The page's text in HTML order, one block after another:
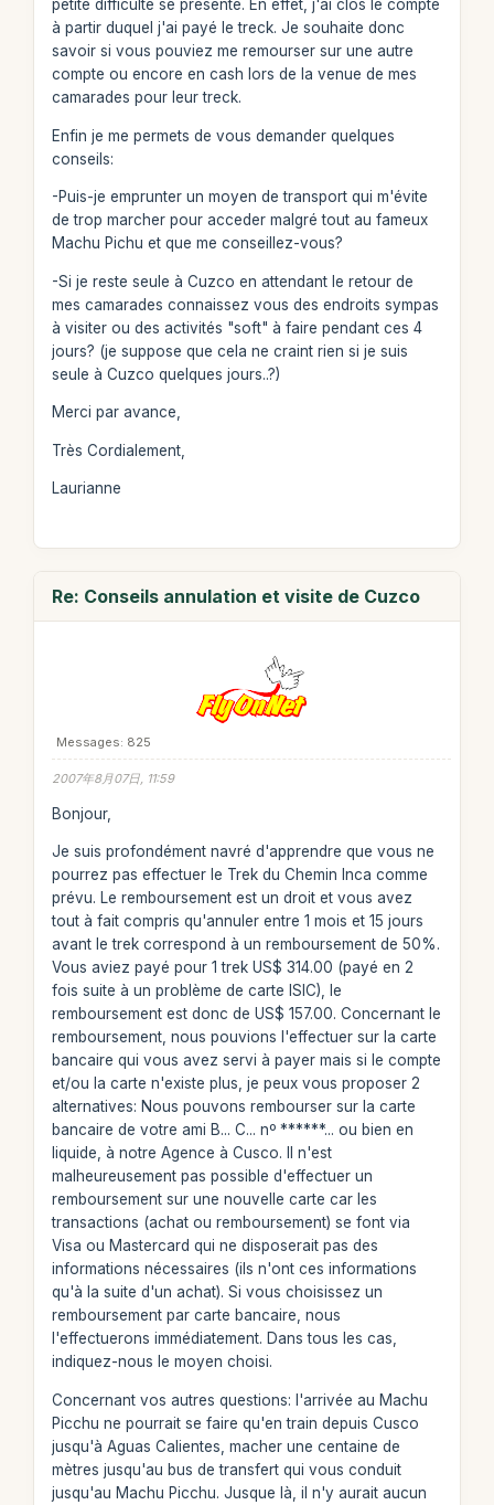
petite difficulté se présente. En effet, j'ai clos le compte
à partir duquel j'ai payé le treck. Je souhaite donc
savoir si vous pouviez me remourser sur une autre
compte ou encore en cash lors de la venue de mes
camarades pour leur treck.
Enfin je me permets de vous demander quelques
conseils:
-Puis-je emprunter un moyen de transport qui m'évite
de trop marcher pour acceder malgré tout au fameux
Machu Pichu et que me conseillez-vous?
-Si je reste seule à Cuzco en attendant le retour de
mes camarades connaissez vous des endroits sympas
à visiter ou des activités "soft" à faire pendant ces 4
jours? (je suppose que cela ne craint rien si je suis
seule à Cuzco quelques jours..?)
Merci par avance,
Très Cordialement,
Laurianne
Re: Conseils annulation et visite de Cuzco
Messages: 825
2007年8月07日, 11:59
Bonjour,
Je suis profondément navré d'apprendre que vous ne
pourrez pas effectuer le Trek du Chemin Inca comme
prévu. Le remboursement est un droit et vous avez
tout à fait compris qu'annuler entre 1 mois et 15 jours
avant le trek correspond à un remboursement de 50%.
Vous aviez payé pour 1 trek US$ 314.00 (payé en 2
fois suite à un problème de carte ISIC), le
remboursement est donc de US$ 157.00. Concernant le
remboursement, nous pouvions l'effectuer sur la carte
bancaire qui vous avez servi à payer mais si le compte
et/ou la carte n'existe plus, je peux vous proposer 2
alternatives: Nous pouvons rembourser sur la carte
bancaire de votre ami B... C... nº ******... ou bien en
liquide, à notre Agence à Cusco. Il n'est
malheureusement pas possible d'effectuer un
remboursement sur une nouvelle carte car les
transactions (achat ou remboursement) se font via
Visa ou Mastercard qui ne disposerait pas des
informations nécessaires (ils n'ont ces informations
qu'à la suite d'un achat). Si vous choisissez un
remboursement par carte bancaire, nous
l'effectuerons immédiatement. Dans tous les cas,
indiquez-nous le moyen choisi.
Concernant vos autres questions: l'arrivée au Machu
Picchu ne pourrait se faire qu'en train depuis Cusco
jusqu'à Aguas Calientes, macher une centaine de
mètres jusqu'au bus de transfert qui vous conduit
jusqu'au Machu Picchu. Jusque là, il n'y aurait aucun